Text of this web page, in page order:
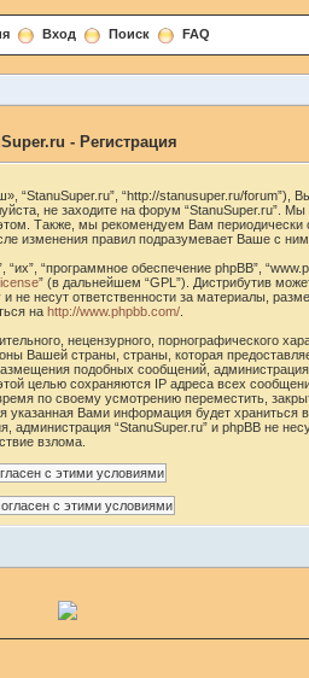
Вход Поиск FAQ
- Регистрация
“http://stanusuper.ru/forum”),
не заходите на форум “StanuSuper.ru”.
Также, мы рекомендуем Вам
изменения правил подразумевает Ваше с
“программное обеспечение phpBB”,
” (в дальнейшем “GPL”). Дистрибутив
не несут ответственности за материалы,
на http://www.phpbb.com/
нецензурного, порнографического
Вашей страны, страны, которая
подобных сообщений,
целью сохраняются IP адреса всех
по своему усмотрению переместить,
Вами информация будет храниться
“StanuSuper.ru” и phpBB не
взлома.